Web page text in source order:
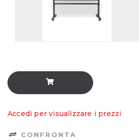
Accedi per visualizzare i prezzi
CONFRONTA